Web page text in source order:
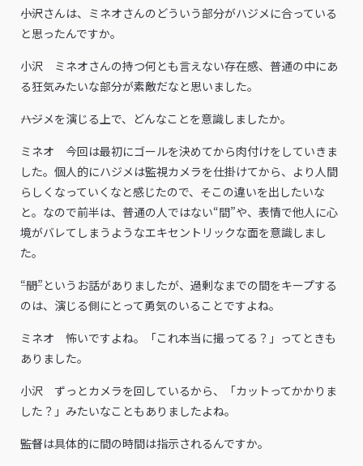
――小沢さんは、ミネオさんのどういう部分がハジメに合っている
と思ったんですか。
小沢 ミネオさんの持つ何とも言えない存在感、普通の中にあ
る狂気みたいな部分が素敵だなと思いました。
――ハジメを演じる上で、どんなことを意識しましたか。
ミネオ 今回は最初にゴールを決めてから肉付けをしていきま
した。個人的にハジメは監視カメラを仕掛けてから、より人間
らしくなっていくなと感じたので、そこの違いを出したいな
と。なので前半は、普通の人ではない“間”や、表情で他人に心
境がバレてしまうようなエキセントリックな面を意識しまし
た。
――“間”というお話がありましたが、過剰なまでの間をキープする
のは、演じる側にとって勇気のいることですよね。
ミネオ 怖いですよね。「これ本当に撮ってる？」ってときも
ありました。
小沢 ずっとカメラを回しているから、「カットってかかりま
した？」みたいなこともありましたよね。
――監督は具体的に間の時間は指示されるんですか。